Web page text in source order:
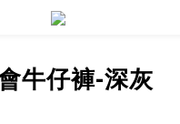
牛仔褲-深灰